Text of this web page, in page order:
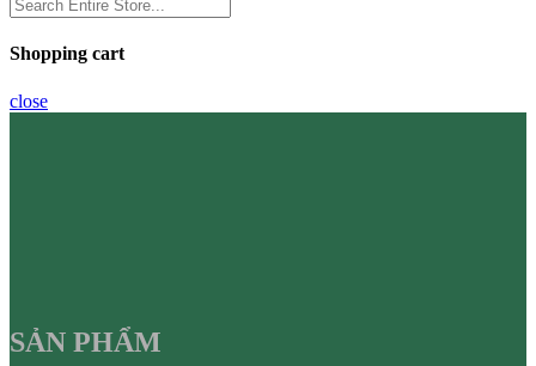
Shopping cart
close
SẢN PHẨM